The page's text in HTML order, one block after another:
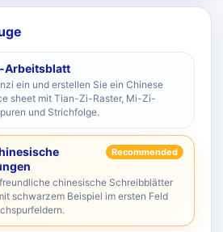
Arbeitsblatt
ein und erstellen Sie ein Chinese
sheet mit Tian-Zi-Raster, Mi-Zi-
und Strichfolge.
Recommended
chinesische Schreibblätter
schwarzem Beispiel im ersten Feld